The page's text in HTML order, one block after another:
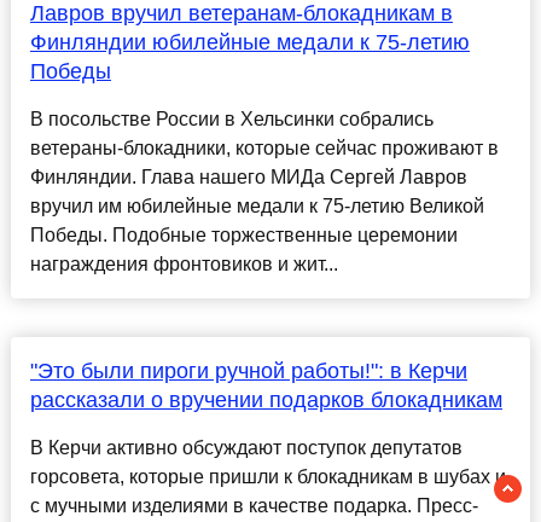
Лавров вручил ветеранам-блокадникам в
Финляндии юбилейные медали к 75-летию
Победы
В посольстве России в Хельсинки собрались
ветераны-блокадники, которые сейчас проживают в
Финляндии. Глава нашего МИДа Сергей Лавров
вручил им юбилейные медали к 75-летию Великой
Победы. Подобные торжественные церемонии
награждения фронтовиков и жит...
"Это были пироги ручной работы!": в Керчи
рассказали о вручении подарков блокадникам
В Керчи активно обсуждают поступок депутатов
горсовета, которые пришли к блокадникам в шубах и
с мучными изделиями в качестве подарка. Пресс-